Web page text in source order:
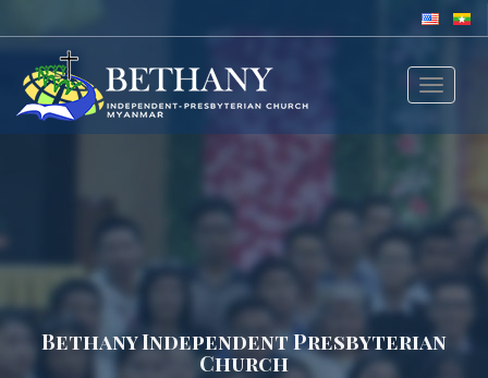
Toggle
Bethany Independent Presbyterian
Church